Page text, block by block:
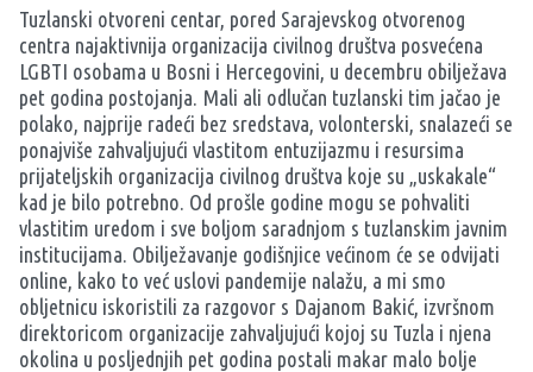
Tuzlanski otvoreni centar, pored Sarajevskog otvorenog
centra najaktivnija organizacija civilnog društva posvećena
LGBTI osobama u Bosni i Hercegovini, u decembru obilježava
pet godina postojanja. Mali ali odlučan tuzlanski tim jačao je
polako, najprije radeći bez sredstava, volonterski, snalazeći se
ponajviše zahvaljujući vlastitom entuzijazmu i resursima
prijateljskih organizacija civilnog društva koje su „uskakale“
kad je bilo potrebno. Od prošle godine mogu se pohvaliti
vlastitim uredom i sve boljom saradnjom s tuzlanskim javnim
institucijama. Obilježavanje godišnjice većinom će se odvijati
online, kako to već uslovi pandemije nalažu, a mi smo
obljetnicu iskoristili za razgovor s Dajanom Bakić, izvršnom
direktoricom organizacije zahvaljujući kojoj su Tuzla i njena
okolina u posljednjih pet godina postali makar malo bolje